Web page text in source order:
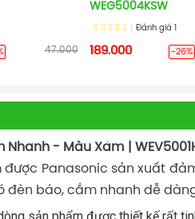
47.000
WEG5004KSW
Đánh giá
189.000 -26%
- Màu Xám |
Panasonic sản xuất
báo, cắm nhanh dễ